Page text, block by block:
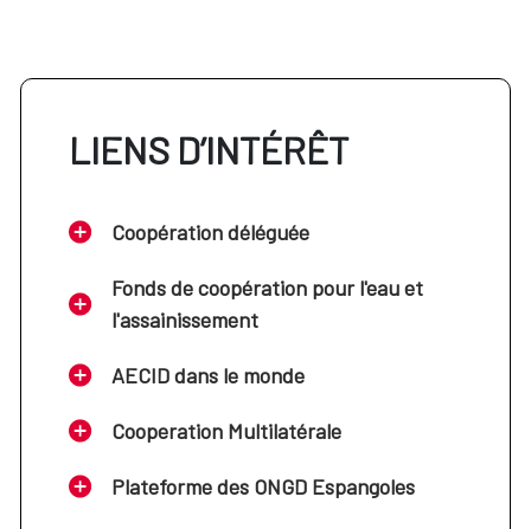
LIENS D’INTÉRÊT
Coopération déléguée
Fonds de coopération pour l'eau et
l'assainissement
AECID dans le monde
Cooperation Multilatérale
Plateforme des ONGD Espangoles